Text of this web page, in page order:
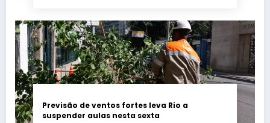
Previsão de ventos fortes leva Rio a
suspender aulas nesta sexta